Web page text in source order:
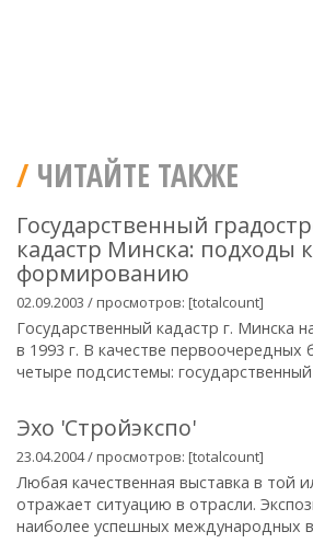
ЧИТАЙТЕ ТАКЖЕ
Государственный
кадастр Минска: подходы к
формированию
02.09.2003 / просмотров: [totalcount]
Государственный кадастр г. Минска
в 1993 г. В качестве
четыре подсистемы:
Эхо 'Cтройэкспо'
23.04.2004 / просмотров: [totalcount]
Любая качественная выставка в той
отражает ситуацию в отрасли.
наиболее успешных международных